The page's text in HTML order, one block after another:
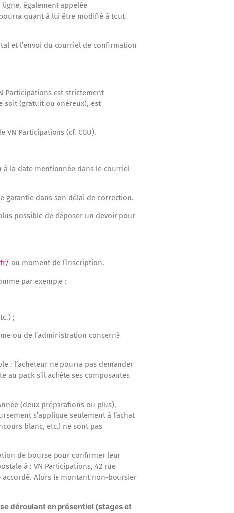
également appelée
quant à lui être modifié à tout
et l’envoi du courriel de confirmation
Participations est strictement
soit (gratuit ou onéreux), est
VN Participations (cf. CGU).
à la date mentionnée dans le courriel
garantie dans son délai de correction.
possible de déposer un devoir pour
au moment de l’inscription.
par exemple :
;
ou de l’administration concerné
: l’acheteur ne pourra pas demander
au pack s’il achète ses composantes
(deux préparations ou plus),
s’applique seulement à l’achat
blanc, etc.) ne sont pas
de bourse pour confirmer leur
à : VN Participations, 42 rue
accordé. Alors le montant non-boursier
déroulant en présentiel (stages et